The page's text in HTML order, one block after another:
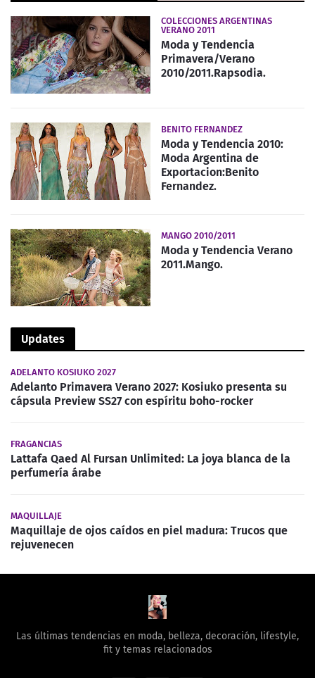
COLECCIONES ARGENTINAS
VERANO 2011
Moda y Tendencia
Primavera/Verano
2010/2011.Rapsodia.
BENITO FERNANDEZ
Moda y Tendencia 2010:
Moda Argentina de
Exportacion:Benito
Fernandez.
MANGO 2010/2011
Moda y Tendencia Verano
2011.Mango.
Updates
ADELANTO KOSIUKO 2027
Adelanto Primavera Verano 2027: Kosiuko presenta su
cápsula Preview SS27 con espíritu boho-rocker
FRAGANCIAS
Lattafa Qaed Al Fursan Unlimited: La joya blanca de la
perfumería árabe
MAQUILLAJE
Maquillaje de ojos caídos en piel madura: Trucos que
rejuvenecen
Las últimas tendencias en moda, belleza, decoración, lifestyle,
fit y temas relacionados